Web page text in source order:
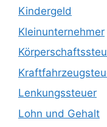
Kindergeld
Kleinunternehmer
Lenkungssteuer
Lohn und Gehalt